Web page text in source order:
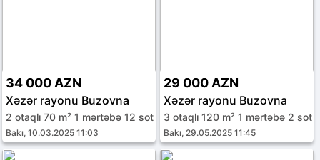
34 000 AZN
Xəzər rayonu Buzovna
2 otaqlı 70 m² 1 mərtəbə 12 sot
Bakı, 10.03.2025 11:03
29 000 AZN
Xəzər rayonu Buzovna
3 otaqlı 120 m² 1 mərtəbə 2 sot
Bakı, 29.05.2025 11:45